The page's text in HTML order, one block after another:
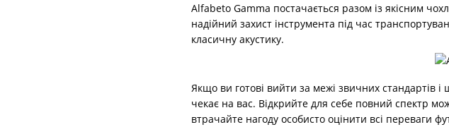
Alfabeto Gamma постачається разом із якісним
надійний захист інструмента під час
класичну акустику.
Якщо ви готові вийти за межі звичних стандартів
чекає на вас. Відкрийте для себе повний спектр
втрачайте нагоду особисто оцінити всі переваги